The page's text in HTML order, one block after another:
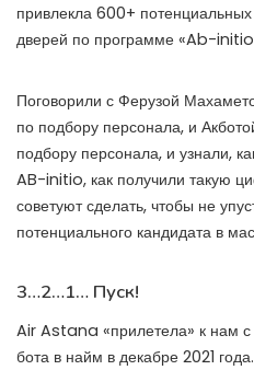
привлекла 600+
дверей по программе «Ab-
Поговорили с Ферузой
по подбору персонала, и
подбору персонала, и узнали,
AB-initio, как получили такую
советуют сделать, чтобы не
потенциального кандидата в
3…2…1… Пуск!
Air Astana «прилетела» к нам
бота в найм в декабре 2021